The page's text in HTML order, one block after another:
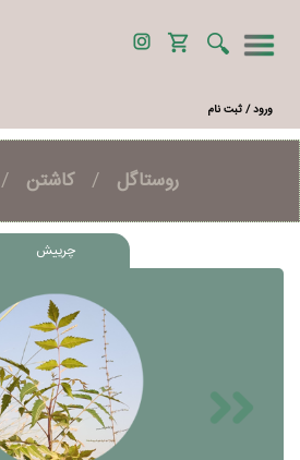
ورود / ثبت نام
روستاگل / کاشتن /
چرییش